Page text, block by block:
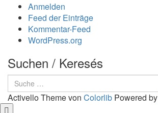
Anmelden
Feed der Einträge
Kommentar-Feed
WordPress.org
Suchen / Keresés
Suche
nach:
Activello Theme von Colorlib Powered by